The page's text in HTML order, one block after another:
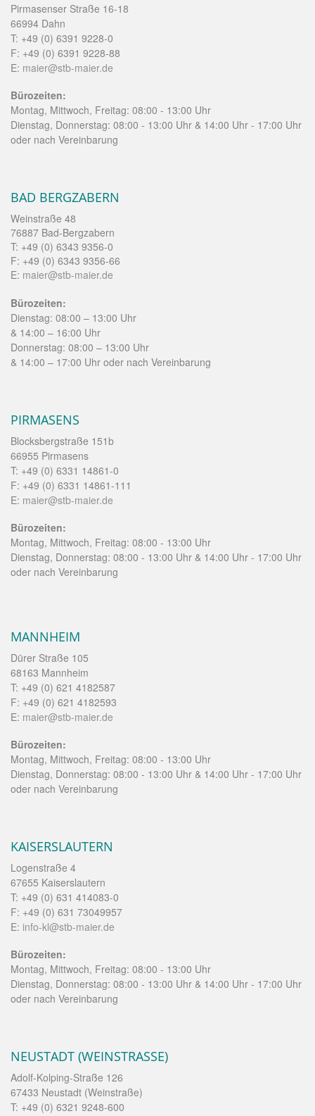
Pirmasenser Straße 16-18
66994 Dahn
T: +49 (0) 6391 9228-0
F: +49 (0) 6391 9228-88
E: maier@stb-maier.de
Bürozeiten:
Montag, Mittwoch, Freitag: 08:00 - 13:00 Uhr
Dienstag, Donnerstag: 08:00 - 13:00 Uhr & 14:00 Uhr - 17:00 Uhr
oder nach Vereinbarung
BAD BERGZABERN
Weinstraße 48
76887 Bad-Bergzabern
T: +49 (0) 6343 9356-0
F: +49 (0) 6343 9356-66
E: maier@stb-maier.de
Bürozeiten:
Dienstag: 08:00 – 13:00 Uhr
& 14:00 – 16:00 Uhr
Donnerstag: 08:00 – 13:00 Uhr
& 14:00 – 17:00 Uhr oder nach Vereinbarung
PIRMASENS
Blocksbergstraße 151b
66955 Pirmasens
T: +49 (0) 6331 14861-0
F: +49 (0) 6331 14861-111
E: maier@stb-maier.de
Bürozeiten:
Montag, Mittwoch, Freitag: 08:00 - 13:00 Uhr
Dienstag, Donnerstag: 08:00 - 13:00 Uhr & 14:00 Uhr - 17:00 Uhr
oder nach Vereinbarung
MANNHEIM
Dürer Straße 105
68163 Mannheim
T: +49 (0) 621 4182587
F: +49 (0) 621 4182593
E: maier@stb-maier.de
Bürozeiten:
Montag, Mittwoch, Freitag: 08:00 - 13:00 Uhr
Dienstag, Donnerstag: 08:00 - 13:00 Uhr & 14:00 Uhr - 17:00 Uhr
oder nach Vereinbarung
KAISERSLAUTERN
Logenstraße 4
67655 Kaiserslautern
T: +49 (0) 631 414083-0
F: +49 (0) 631 73049957
E: info-kl@stb-maier.de
Bürozeiten:
Montag, Mittwoch, Freitag: 08:00 - 13:00 Uhr
Dienstag, Donnerstag: 08:00 - 13:00 Uhr & 14:00 Uhr - 17:00 Uhr
oder nach Vereinbarung
NEUSTADT (WEINSTRASSE)
Adolf-Kolping-Straße 126
67433 Neustadt (Weinstraße)
T: +49 (0) 6321 9248-600